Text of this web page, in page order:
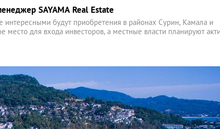
SAYAMA Real Estate
интересными будут приобретения в районах Сурин, Камала и
место для входа инвесторов, а местные власти планируют